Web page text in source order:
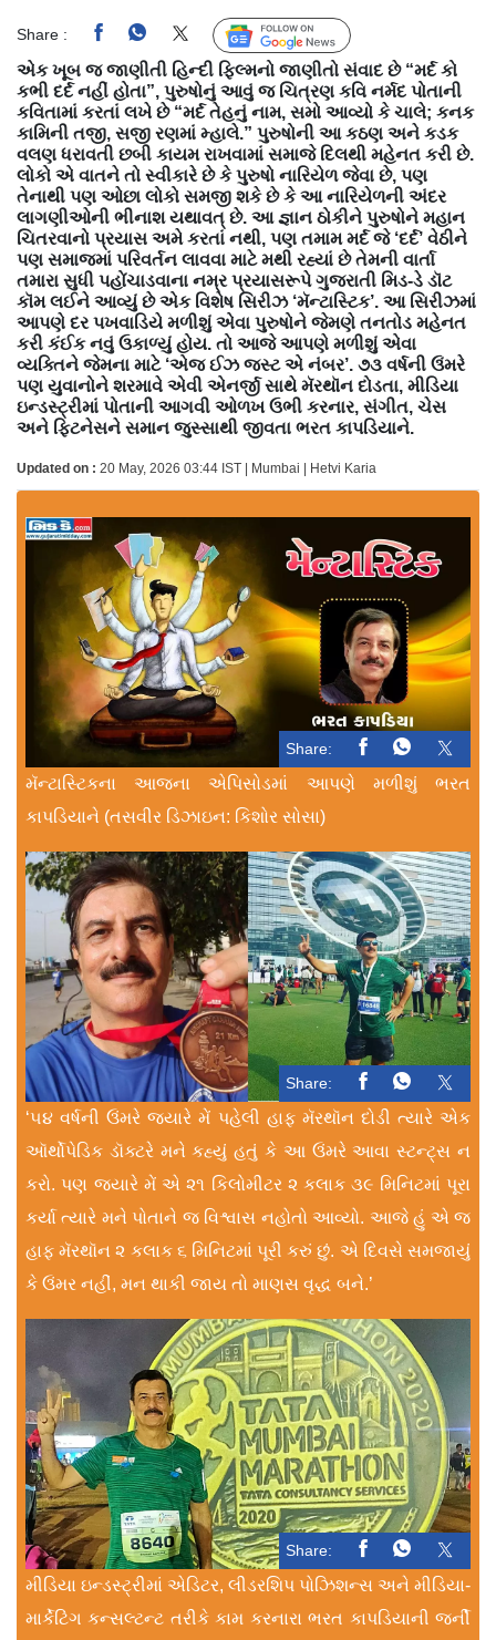
Share : Follow Us
એક ખૂબ જ જાણીતી હિન્દી ફિલ્મનો જાણીતો સંવાદ છે “મર્દ કો
કભી દર્દ નહીં હોતા”, પુરુષોનું આવું જ ચિત્રણ કવિ નર્મદ પોતાની
કવિતામાં કરતાં લખે છે “મર્દ તેહનું નામ, સમો આવ્યો કે ચાલે; કનક
કામિની તજી, સજી રણમાં મ્હાલે.” પુરુષોની આ કઠણ અને કડક
વલણ ધરાવતી છબી કાયમ રાખવામાં સમાજે દિલથી મહેનત કરી છે.
લોકો એ વાતને તો સ્વીકારે છે કે પુરુષો નારિયેળ જેવા છે, પણ
તેનાથી પણ ઓછા લોકો સમજી શકે છે કે આ નારિયેળની અંદર
લાગણીઓની ભીનાશ યથાવત્ છે. આ જ્ઞાન ઠોકીને પુરુષોને મહાન
ચિતરવાનો પ્રયાસ અમે કરતાં નથી, પણ તમામ મર્દ જે ‘દર્દ’ વેઠીને
પણ સમાજમાં પરિવર્તન લાવવા માટે મથી રહ્યાં છે તેમની વાર્તા
તમારા સુધી પહોંચાડવાના નમ્ર પ્રયાસરૂપે ગુજરાતી મિડ-ડે ડૉટ
કૉમ લઈને આવ્યું છે એક વિશેષ સિરીઝ ‘મૅન્ટાસ્ટિક’. આ સિરીઝમાં
આપણે દર પખવાડિયે મળીશું એવા પુરુષોને જેમણે તનતોડ મહેનત
કરી કંઈક નવું ઉકાળ્યું હોય. તો આજે આપણે મળીશું એવા
વ્યક્તિને જેમના માટે ‘એજ ઈઝ જસ્ટ એ નંબર’. ૭૩ વર્ષની ઉંમરે
પણ યુવાનોને શરમાવે એવી એનર્જી સાથે મૅરથૉન દોડતા, મીડિયા
ઇન્ડસ્ટ્રીમાં પોતાની આગવી ઓળખ ઉભી કરનાર, સંગીત, ચેસ
અને ફિટનેસને સમાન જુસ્સાથી જીવતા ભરત કાપડિયાને.
Updated on : 20 May, 2026 03:44 IST | Mumbai | Hetvi Karia
Share:
મૅન્ટાસ્ટિકના આજના એપિસોડમાં આપણે મળીશું ભરત
કાપડિયાને (તસવીર ડિઝાઇન: કિશોર સોસા)
Share:
‘૫૪ વર્ષની ઉંમરે જ્યારે મેં પહેલી હાફ મૅરથૉન દોડી ત્યારે એક
ઑર્થોપેડિક ડૉક્ટરે મને કહ્યું હતું કે આ ઉંમરે આવા સ્ટન્ટ્સ ન
કરો. પણ જ્યારે મેં એ ૨૧ કિલોમીટર ૨ કલાક ૩૯ મિનિટમાં પૂરા
કર્યા ત્યારે મને પોતાને જ વિશ્વાસ નહોતો આવ્યો. આજે હું એ જ
હાફ મૅરથૉન ૨ કલાક ૬ મિનિટમાં પૂરી કરું છું. એ દિવસે સમજાયું
કે ઉંમર નહીં, મન થાકી જાય તો માણસ વૃદ્ધ બને.’
Share:
મીડિયા ઇન્ડસ્ટ્રીમાં એડિટર, લીડરશિપ પોઝિશન્સ અને મીડિયા-
માર્કેટિંગ કન્સલ્ટન્ટ તરીકે કામ કરનારા ભરત કાપડિયાની જર્ની